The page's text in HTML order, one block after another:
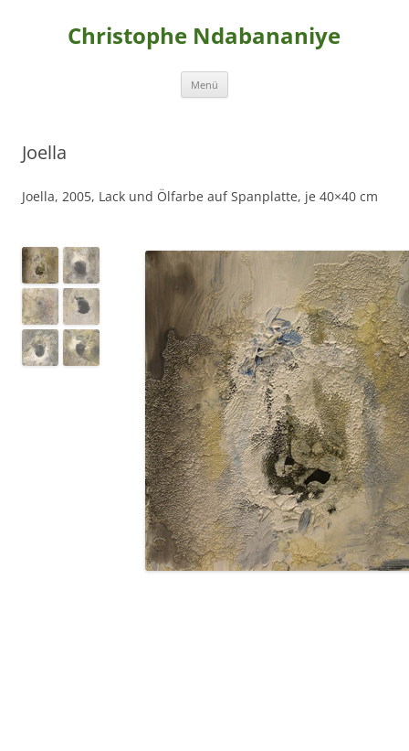
Christophe Ndabananiye
Menü
Joella
Joella, 2005, Lack und Ölfarbe auf Spanplatte, je 40×40 cm